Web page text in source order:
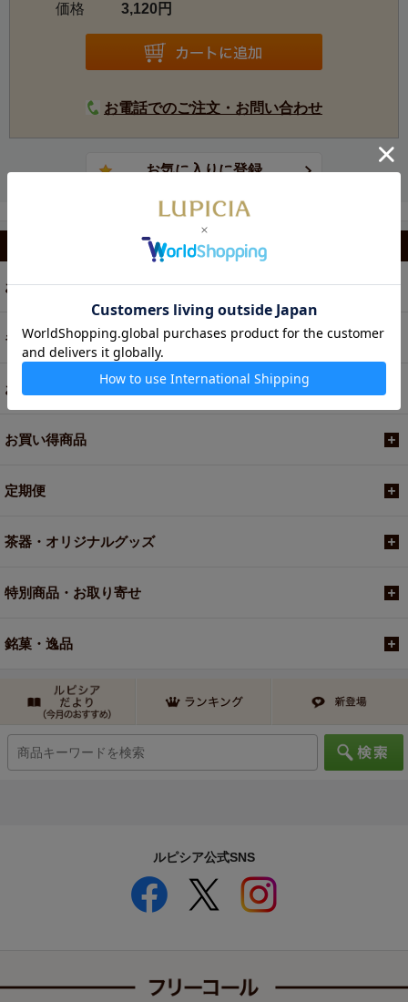
価格 3,120円
お電話でのご注文・お問い合わせ
お茶
ギフト
お菓子・食品・飲料
お買い得商品
定期便
茶器・オリジナルグッズ
特別商品・お取り寄せ
銘菓・逸品
ルピシア公式SNS